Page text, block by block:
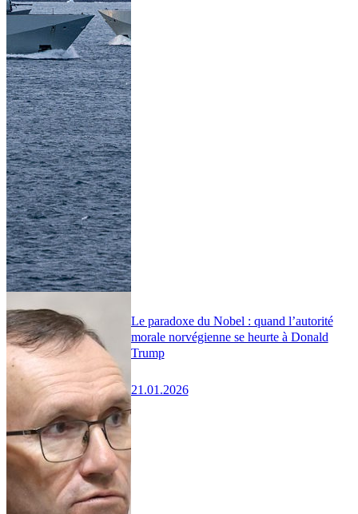
Le paradoxe du Nobel : quand l’autorité
morale norvégienne se heurte à Donald
Trump
21.01.2026